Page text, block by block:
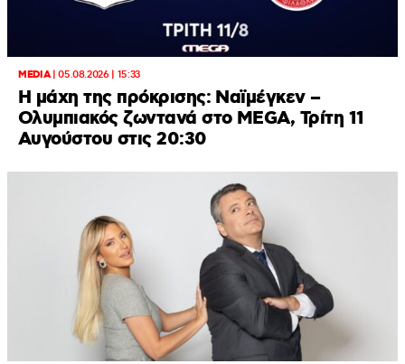
MEDIA|05.08.2026 | 15:33
Η μάχη της πρόκρισης: Ναϊμέγκεν –
Ολυμπιακός ζωντανά στο MEGA, Τρίτη 11
Αυγούστου στις 20:30